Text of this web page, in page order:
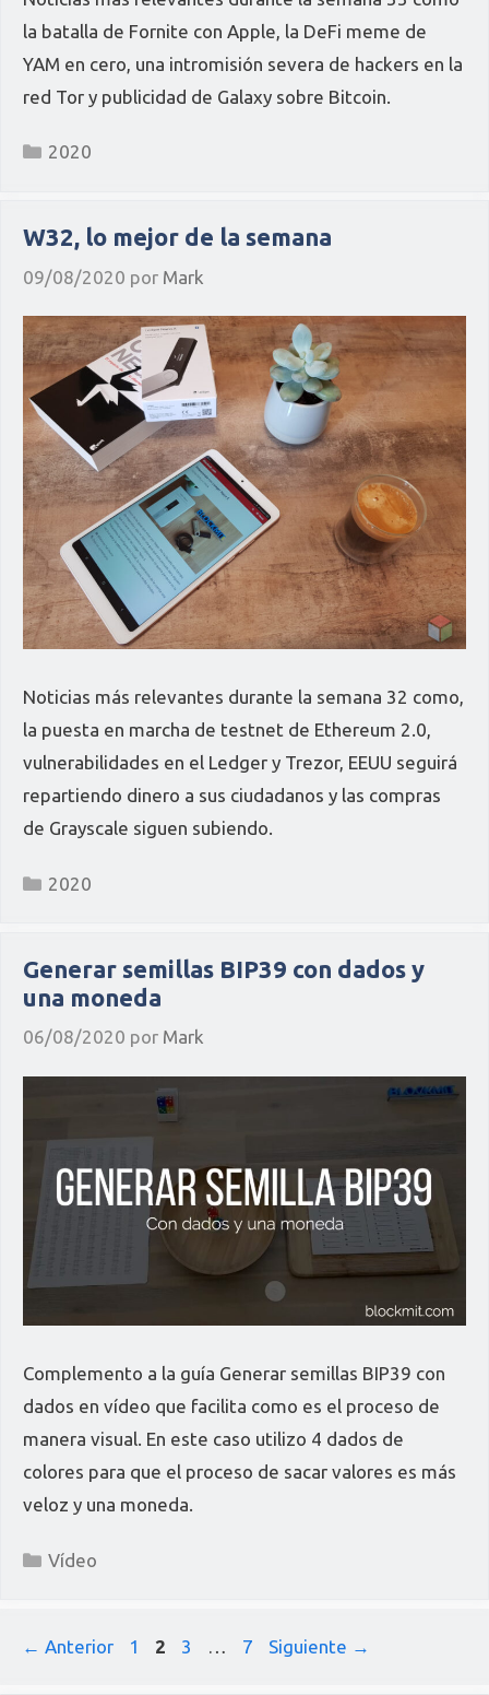
la batalla de Fornite con Apple, la DeFi meme de
YAM en cero, una intromisión severa de hackers en la
red Tor y publicidad de Galaxy sobre Bitcoin.
Categorías
2020
W32, lo mejor de la semana
09/08/2020 por Mark
Noticias más relevantes durante la semana 32 como,
la puesta en marcha de testnet de Ethereum 2.0,
vulnerabilidades en el Ledger y Trezor, EEUU seguirá
repartiendo dinero a sus ciudadanos y las compras
de Grayscale siguen subiendo.
Categorías
2020
Generar semillas BIP39 con dados y
una moneda
06/08/2020 por Mark
Complemento a la guía Generar semillas BIP39 con
dados en vídeo que facilita como es el proceso de
manera visual. En este caso utilizo 4 dados de
colores para que el proceso de sacar valores es más
veloz y una moneda.
Categorías
Vídeo
← Anterior Página
1 Página
2 Página
3 Página
7 Siguiente →